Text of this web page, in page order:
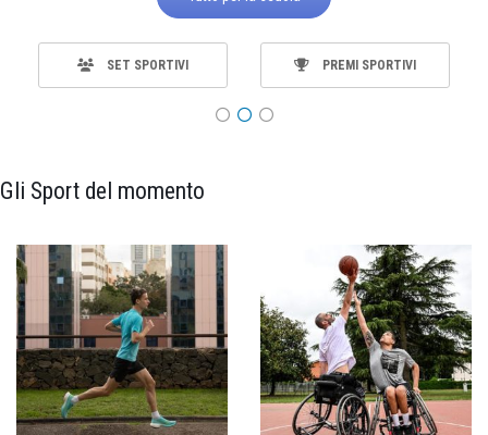
SET SPORTIVI PREMI SPORTIVI
Gli Sport del momento